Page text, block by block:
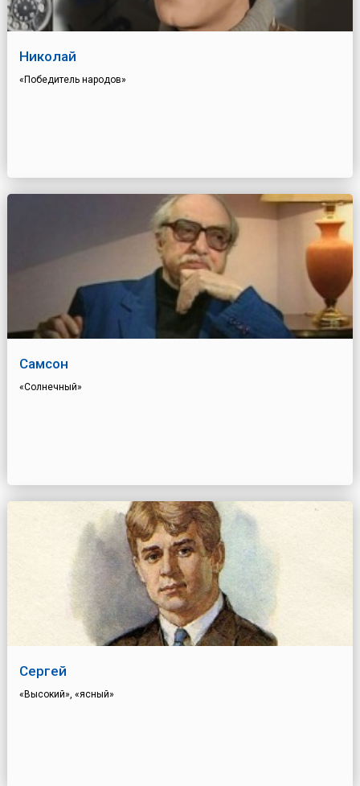
Николай
«Победитель народов»
Самсон
«Солнечный»
Сергей
«Высокий», «ясный»